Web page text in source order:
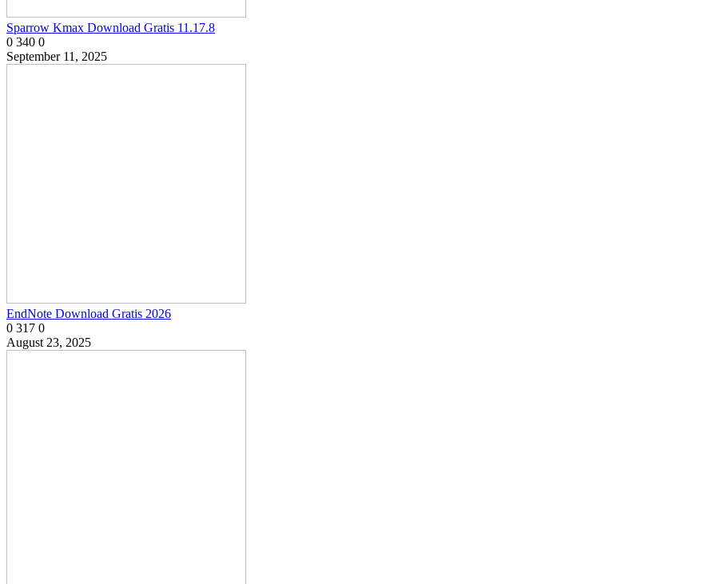
Sparrow Kmax Download Gratis 11.17.8
0 340 0
September 11, 2025
EndNote Download Gratis 2026
0 317 0
August 23, 2025